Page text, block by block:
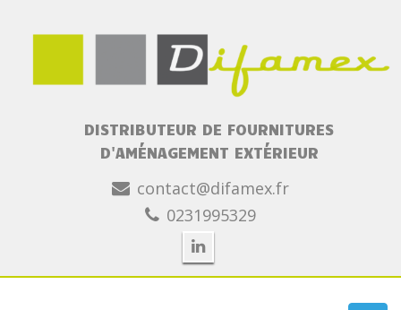
DISTRIBUTEUR DE FOURNITURES
D'AMÉNAGEMENT EXTÉRIEUR
contact@difamex.fr
0231995329